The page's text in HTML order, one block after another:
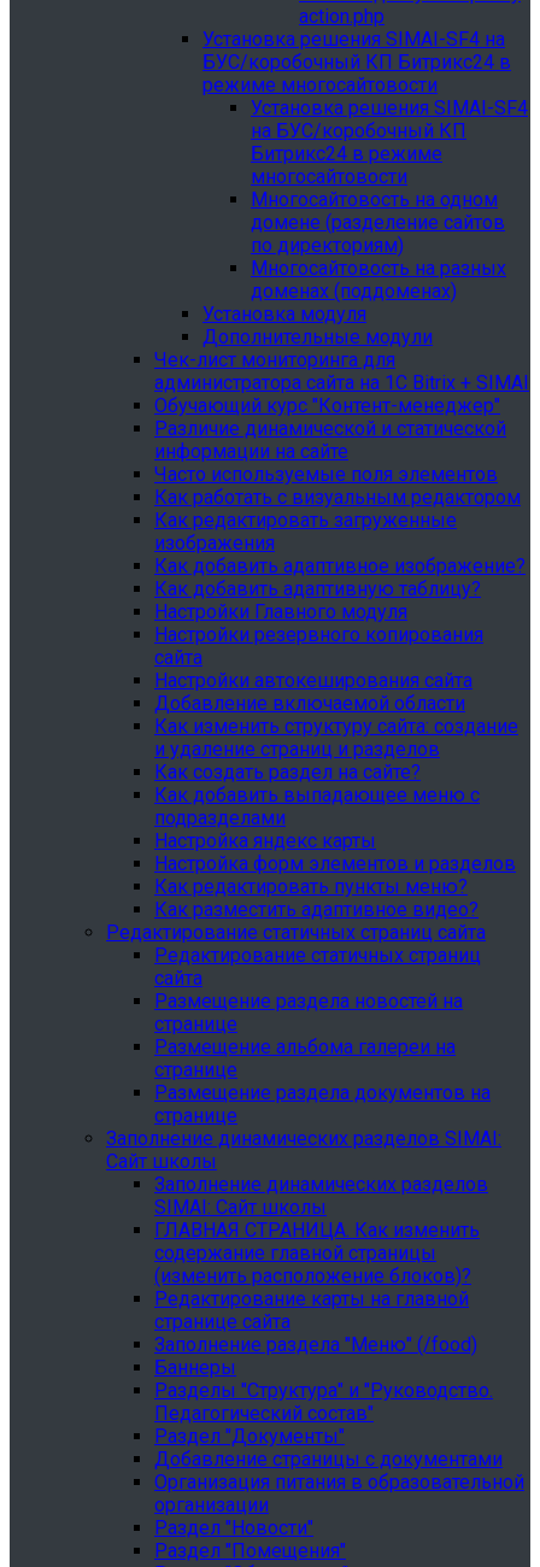
action.php
Установка решения SIMAI-SF4 на
БУС/коробочный КП Битрикс24 в
режиме многосайтовости
Установка решения SIMAI-SF4
на БУС/коробочный КП
Битрикс24 в режиме
многосайтовости
Многосайтовость на одном
домене (разделение сайтов
по директориям)
Многосайтовость на разных
доменах (поддоменах)
Установка модуля
Дополнительные модули
Чек-лист мониторинга для
администратора сайта на 1С Bitrix + SIMAI
Обучающий курс "Контент-менеджер"
Различие динамической и статической
информации на сайте
Часто используемые поля элементов
Как работать с визуальным редактором
Как редактировать загруженные
изображения
Как добавить адаптивное изображение?
Как добавить адаптивную таблицу?
Настройки Главного модуля
Настройки резервного копирования
сайта
Настройки автокеширования сайта
Добавление включаемой области
Как изменить структуру сайта: создание
и удаление страниц и разделов
Как создать раздел на сайте?
Как добавить выпадающее меню с
подразделами
Настройка яндекс карты
Настройка форм элементов и разделов
Как редактировать пункты меню?
Как разместить адаптивное видео?
Редактирование статичных страниц сайта
Редактирование статичных страниц
сайта
Размещение раздела новостей на
странице
Размещение альбома галереи на
странице
Размещение раздела документов на
странице
Заполнение динамических разделов SIMAI:
Сайт школы
Заполнение динамических разделов
SIMAI: Сайт школы
ГЛАВНАЯ СТРАНИЦА. Как изменить
содержание главной страницы
(изменить расположение блоков)?
Редактирование карты на главной
странице сайта
Заполнение раздела "Меню" (/food)
Баннеры
Разделы "Структура" и "Руководство.
Педагогический состав"
Раздел "Документы"
Добавление страницы с документами
Организация питания в образовательной
организации
Раздел "Новости"
Раздел "Помещения"